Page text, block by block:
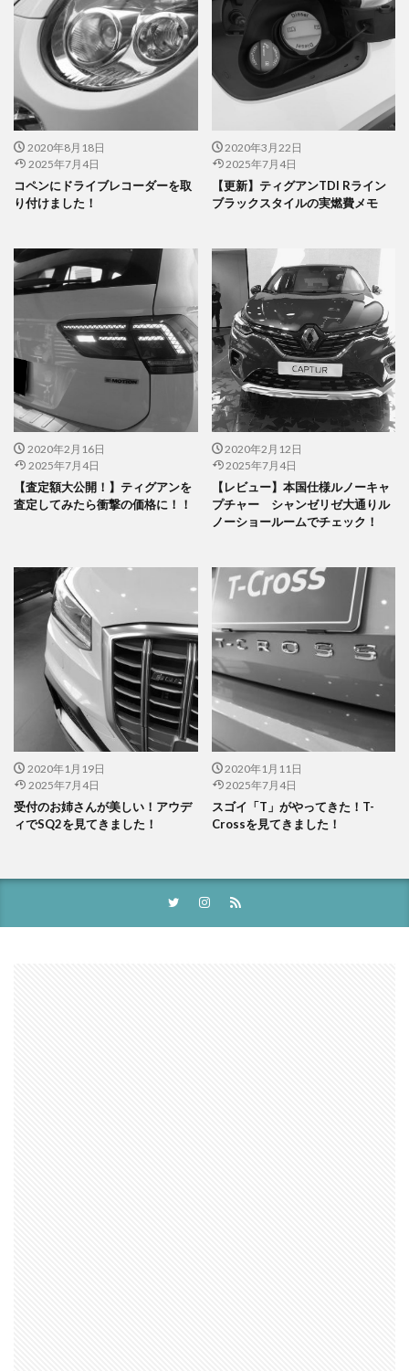
2020年8月18日
2025年7月4日
コペンにドライブレコーダーを取
り付けました！
2020年3月22日
2025年7月4日
【更新】ティグアンTDI Rライン
ブラックスタイルの実燃費メモ
2020年2月16日
2025年7月4日
【査定額大公開！】ティグアンを
査定してみたら衝撃の価格に！！
2020年2月12日
2025年7月4日
【レビュー】本国仕様ルノーキャ
プチャー シャンゼリゼ大通りル
ノーショールームでチェック！
2020年1月19日
2025年7月4日
受付のお姉さんが美しい！アウデ
ィでSQ2を見てきました！
2020年1月11日
2025年7月4日
スゴイ「T」がやってきた！T-
Crossを見てきました！